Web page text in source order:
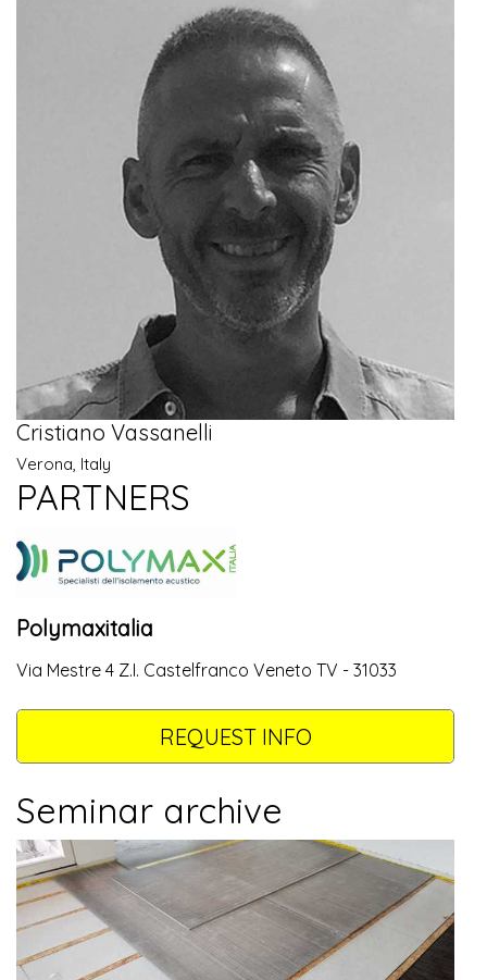
Cristiano Vassanelli
Verona, Italy
PARTNERS
Polymaxitalia
Via Mestre 4 Z.I. Castelfranco Veneto TV - 31033
REQUEST INFO
Seminar archive